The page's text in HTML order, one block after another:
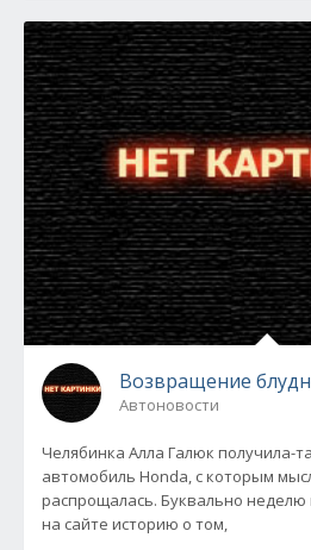
Возвращение
Автоновости
Челябинка Алла Галюк получила-
автомобиль Honda, с которым
распрощалась. Буквально
на сайте историю о том,